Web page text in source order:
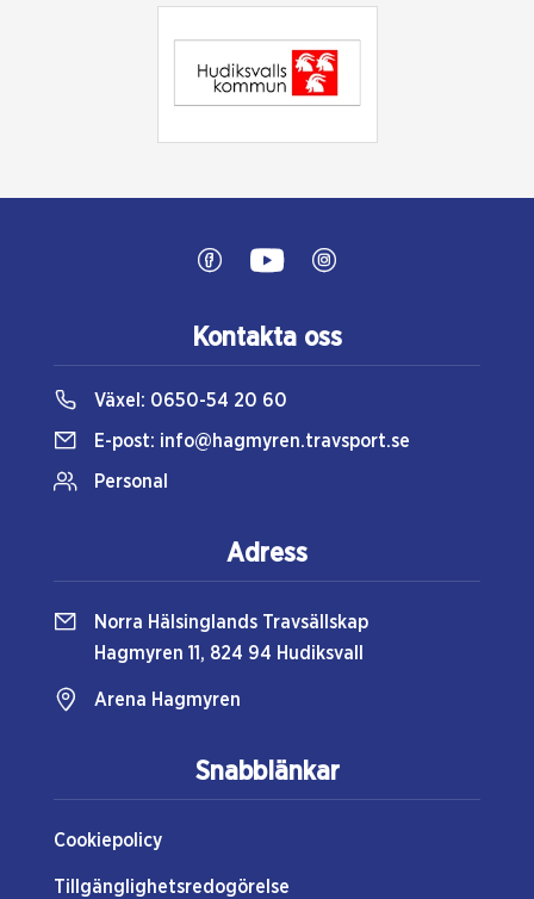
Snabblänkar
Cookiepolicy
Tillgänglighetsredogörelse
Kontakta oss
Växel: 0650-54 20 60
E-post: info@hagmyren.travsport.se
Personal
Adress
Norra Hälsinglands Travsällskap
Hagmyren 11, 824 94 Hudiksvall
Arena Hagmyren